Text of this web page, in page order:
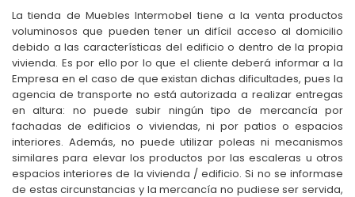
La tienda de Muebles Intermobel tiene a la venta productos
voluminosos que pueden tener un difícil acceso al domicilio
debido a las características del edificio o dentro de la propia
vivienda. Es por ello por lo que el cliente deberá informar a la
Empresa en el caso de que existan dichas dificultades, pues la
agencia de transporte no está autorizada a realizar entregas
en altura: no puede subir ningún tipo de mercancía por
fachadas de edificios o viviendas, ni por patios o espacios
interiores. Además, no puede utilizar poleas ni mecanismos
similares para elevar los productos por las escaleras u otros
espacios interiores de la vivienda / edificio. Si no se informase
de estas circunstancias y la mercancía no pudiese ser servida,